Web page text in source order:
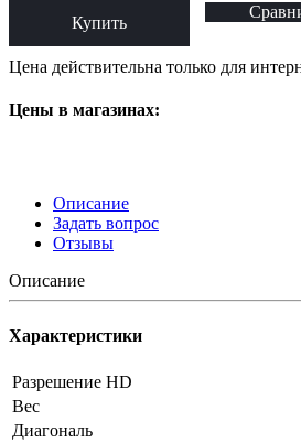
Купить
Цена действительна только для
Цены в магазинах:
Описание
Задать вопрос
Отзывы
Описание
Характеристики
Разрешение HD
Вес
Диагональ